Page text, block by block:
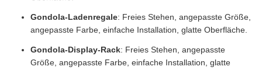
Gondola-Ladenregale: Freies Stehen, angepasste Größe,
angepasste Farbe, einfache Installation, glatte Oberfläche.
Gondola-Display-Rack: Freies Stehen, angepasste
Größe, angepasste Farbe, einfache Installation, glatte